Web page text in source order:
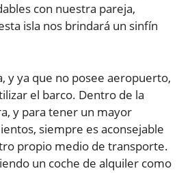
con nuestra pareja,
isla nos brindará un sinfín
y ya que no posee aeropuerto,
el barco. Dentro de la
y para tener un mayor
siempre es aconsejable
propio medio de transporte.
un coche de alquiler como